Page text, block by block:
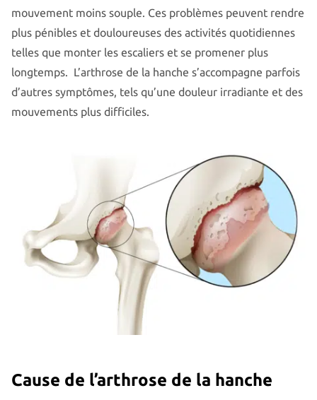
mouvement moins souple. Ces problèmes peuvent rendre
plus pénibles et douloureuses des activités quotidiennes
telles que monter les escaliers et se promener plus
longtemps. L’arthrose de la hanche s’accompagne parfois
d’autres symptômes, tels qu’une douleur irradiante et des
mouvements plus difficiles.
Cause de l’arthrose de la hanche